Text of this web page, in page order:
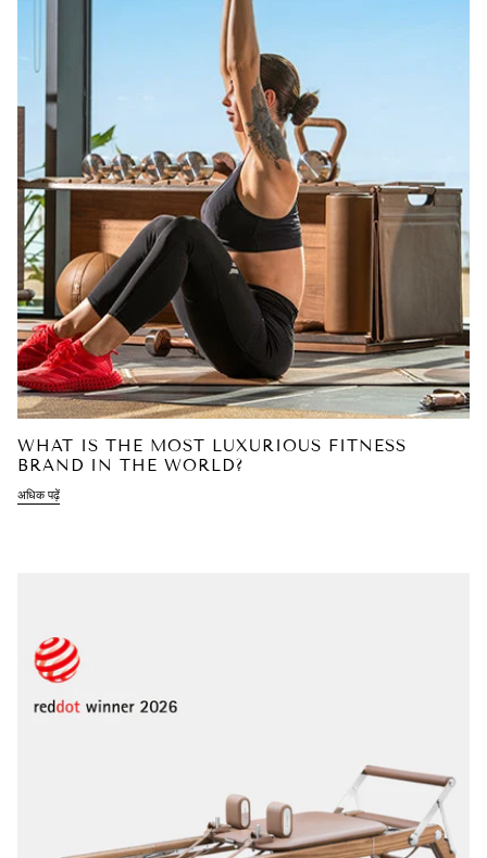
WHAT IS THE MOST LUXURIOUS FITNESS
BRAND IN THE WORLD?
अधिक पढ़ें